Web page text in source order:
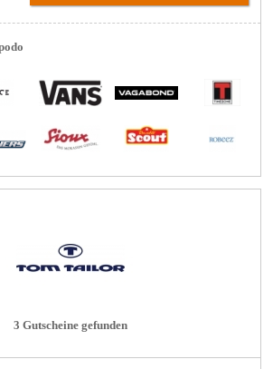
3 Gutscheine gefunden